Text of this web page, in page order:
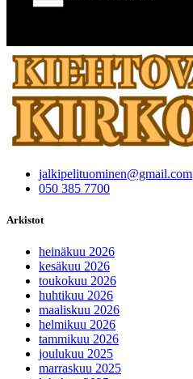
jalkipelituominen@gmail.com
050 385 7700
Arkistot
heinäkuu 2026
kesäkuu 2026
toukokuu 2026
huhtikuu 2026
maaliskuu 2026
helmikuu 2026
tammikuu 2026
joulukuu 2025
marraskuu 2025